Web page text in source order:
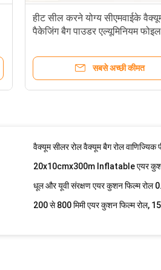
हीट सील करने योग्य सीएमवाईके
पैकेजिंग बैग पाउडर एल्यूमिनियम
सबसे अच्छी कीमत
कपड़े पीए पीई के लिए घरेलू प्लास्टिक वैक्यूम
70 से 100 माइक्रोन स्पेस सेवर बैग वैक्यूम
28cmx500cm 0.085mm फूड सेवर
समुद्री भोजन पीई पीए वैक्यूम खाद्य मुहर
20x10cmx300m Inflatable एयर
धूल और यूवी संरक्षण एयर कुशन फिल्म रोल
200 से 800 मिमी एयर कुशन फिल्म रोल, 15
शॉकप्रूफ 15 से 30 माइक्रोन एयर कुशन